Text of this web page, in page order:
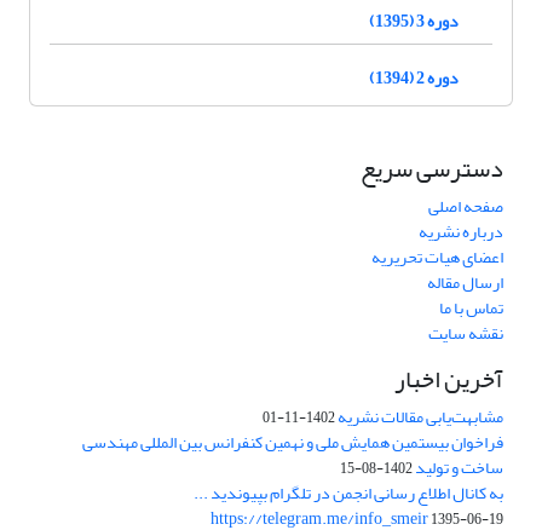
دوره 3 (1395)
دوره 2 (1394)
دسترسی سریع
صفحه اصلی
درباره نشریه
اعضای هیات تحریریه
ارسال مقاله
تماس با ما
نقشه سایت
آخرین اخبار
مشابهت‌یابی مقالات نشریه1402-11-01
فراخوان بیستمین همایش ملی و نهمین کنفرانس بین المللی مهندسی
ساخت و تولید1402-08-15
به کانال اطلاع رسانی انجمن در تلگرام بپیوندید ...
https://telegram.me/info_smeir1395-06-19